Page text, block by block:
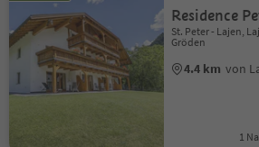
Residence
St. Peter - Lajen,
Gröden
4.4 km von
1